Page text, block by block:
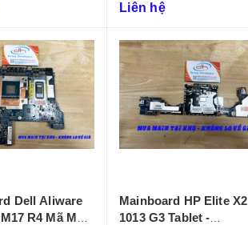
D901
Liên hệ
Dell Aliware
R4 Mã Main
Mainboard HP Elite X2
1013 G3 Tablet -